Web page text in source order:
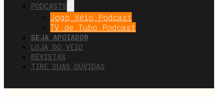
PODCASTS
Jogo Véio Podcast
TV de Tubo Podcast
SEJA APOIADOR
LOJA DO VÉIO
REVISTAS
TIRE SUAS DÚVIDAS